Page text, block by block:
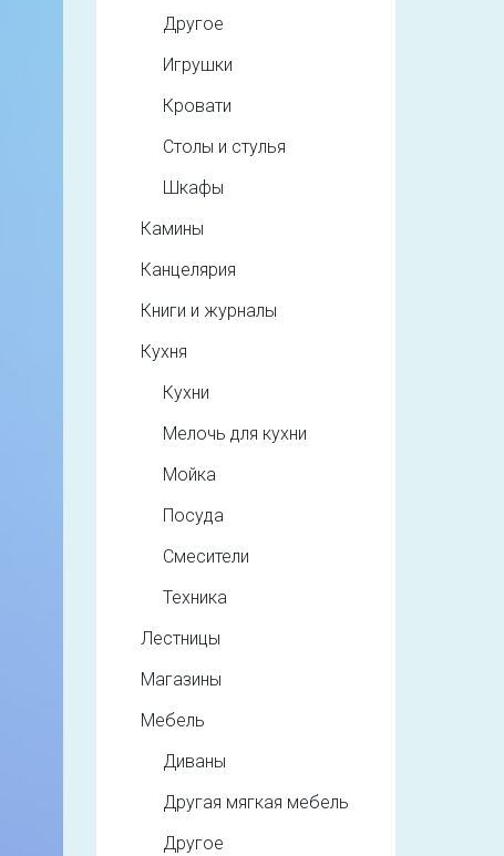
Другое
Игрушки
Кровати
Столы и стулья
Шкафы
Камины
Канцелярия
Книги и журналы
Кухня
Кухни
Мелочь для кухни
Мойка
Посуда
Смесители
Техника
Лестницы
Магазины
Мебель
Диваны
Другая мягкая мебель
Другое